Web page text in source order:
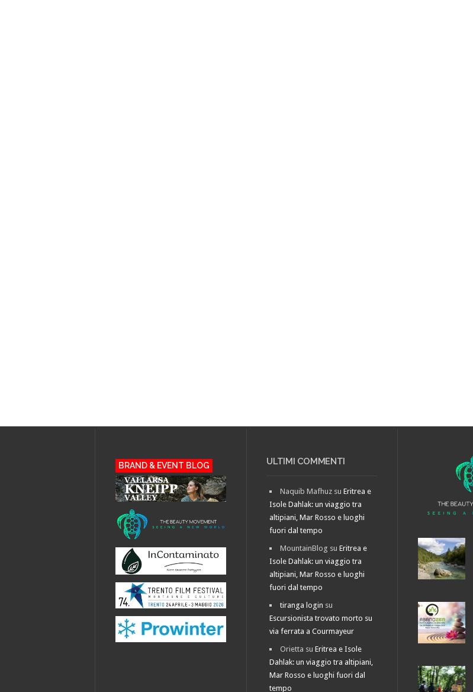
BRAND & EVENT BLOG ULTIMI COMMENTI
Naquib Mafhuz suEritrea e
Isole Dahlak: un viaggio tra
altipiani, Mar Rosso e luoghi
fuori dal tempo
MountainBlog suEritrea e
Isole Dahlak: un viaggio tra
altipiani, Mar Rosso e luoghi
fuori dal tempo
tiranga login su
Escursionista trovato morto su
via ferrata a Courmayeur
Orietta suEritrea e Isole
Dahlak: un viaggio tra altipiani,
Mar Rosso e luoghi fuori dal
tempo